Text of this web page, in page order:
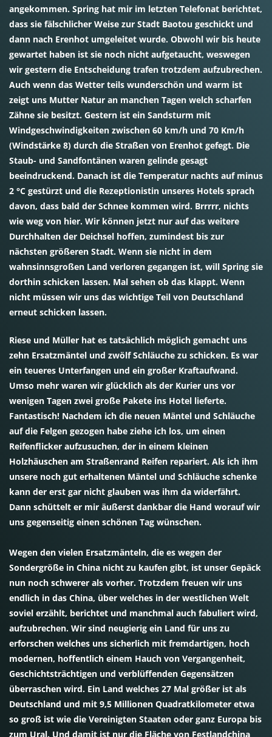
angekommen. Spring hat mir im letzten Telefonat berichtet,
dass sie fälschlicher Weise zur Stadt Baotou geschickt und
dann nach Erenhot umgeleitet wurde. Obwohl wir bis heute
gewartet haben ist sie noch nicht aufgetaucht, weswegen
wir gestern die Entscheidung trafen trotzdem aufzubrechen.
Auch wenn das Wetter teils wunderschön und warm ist
zeigt uns Mutter Natur an manchen Tagen welch scharfen
Zähne sie besitzt. Gestern ist ein Sandsturm mit
Windgeschwindigkeiten zwischen 60 km/h und 70 Km/h
(Windstärke 8) durch die Straßen von Erenhot gefegt. Die
Staub- und Sandfontänen waren gelinde gesagt
beeindruckend. Danach ist die Temperatur nachts auf minus
2 °C gestürzt und die Rezeptionistin unseres Hotels sprach
davon, dass bald der Schnee kommen wird. Brrrrr, nichts
wie weg von hier. Wir können jetzt nur auf das weitere
Durchhalten der Deichsel hoffen, zumindest bis zur
nächsten größeren Stadt. Wenn sie nicht in dem
wahnsinnsgroßen Land verloren gegangen ist, will Spring sie
dorthin schicken lassen. Mal sehen ob das klappt. Wenn
nicht müssen wir uns das wichtige Teil von Deutschland
erneut schicken lassen.
Riese und Müller hat es tatsächlich möglich gemacht uns
zehn Ersatzmäntel und zwölf Schläuche zu schicken. Es war
ein teueres Unterfangen und ein großer Kraftaufwand.
Umso mehr waren wir glücklich als der Kurier uns vor
wenigen Tagen zwei große Pakete ins Hotel lieferte.
Fantastisch! Nachdem ich die neuen Mäntel und Schläuche
auf die Felgen gezogen habe ziehe ich los, um einen
Reifenflicker aufzusuchen, der in einem kleinen
Holzhäuschen am Straßenrand Reifen repariert. Als ich ihm
unsere noch gut erhaltenen Mäntel und Schläuche schenke
kann der erst gar nicht glauben was ihm da widerfährt.
Dann schüttelt er mir äußerst dankbar die Hand worauf wir
uns gegenseitig einen schönen Tag wünschen.
Wegen den vielen Ersatzmänteln, die es wegen der
Sondergröße in China nicht zu kaufen gibt, ist unser Gepäck
nun noch schwerer als vorher. Trotzdem freuen wir uns
endlich in das China, über welches in der westlichen Welt
soviel erzählt, berichtet und manchmal auch fabuliert wird,
aufzubrechen. Wir sind neugierig ein Land für uns zu
erforschen welches uns sicherlich mit fremdartigen, hoch
modernen, hoffentlich einem Hauch von Vergangenheit,
Geschichtsträchtigen und verblüffenden Gegensätzen
überraschen wird. Ein Land welches 27 Mal größer ist als
Deutschland und mit 9,5 Millionen Quadratkilometer etwa
so groß ist wie die Vereinigten Staaten oder ganz Europa bis
zum Ural. Und damit ist nur die Fläche von Festlandchina